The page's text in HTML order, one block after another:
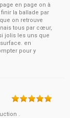
en page on à
la ballade par
on retrouve
tous par cœur,
jolis les uns que
en
pour y
.